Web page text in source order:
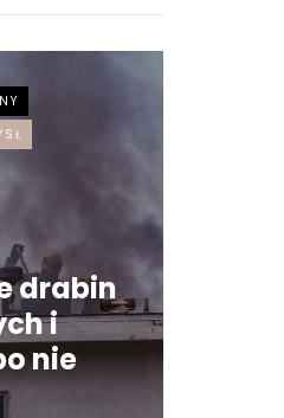
drabin
i
nie